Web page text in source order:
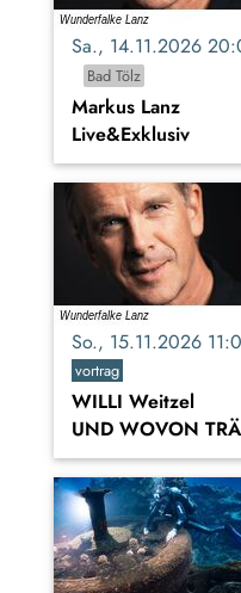
Sa., 14.11.2026
Bad Tölz
Markus Lanz
Live&Exklusiv
So., 15.11.2026
vortrag
WILLI Weitzel
UND WOVON